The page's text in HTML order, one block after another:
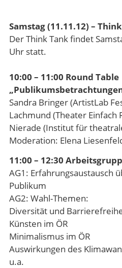
Samstag (11.11.12) –
Der Think Tank findet
Uhr statt.
10:00 – 11:00 Round Table
Sandra Bringer (ArtistLab
Lachmund (Theater Einfach
Nierade (Institut für
Moderation: Elena
11:00 – 12:30
AG1: Erfahrungsaustausch
Publikum
AG2: Wahl-Themen:
Diversität und
Künsten im ÖR
Minimalismus im ÖR
Auswirkungen des
u.a.